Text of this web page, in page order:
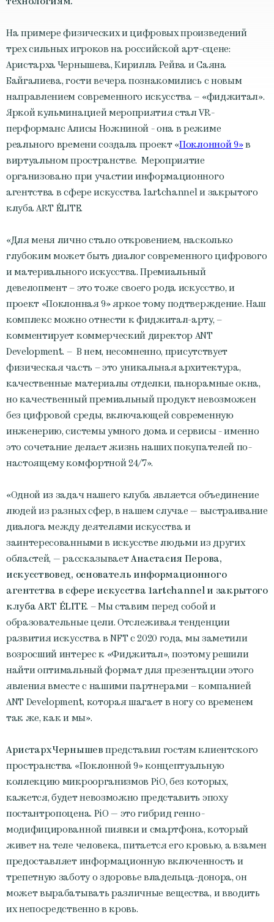
На примере физических и цифровых произведений
трех сильных игроков на российской арт-сцене:
Аристарха Чернышева, Кирилла Рейва и Саяна
Байгалиева, гости вечера познакомились с новым
направлением современного искусства – «фиджитал».
Яркой кульминацией мероприятия стал VR-
перформанс Алисы Ножниной - она в режиме
реального времени создала проект «Поклонной 9»в
виртуальном пространстве. Мероприятие
организовано при участии информационного
агентства в сфере искусства 1artchannel и закрытого
клуба ART ÉLITE.
«Для меня лично стало откровением, насколько
глубоким может быть диалог современного цифрового
и материального искусства. Премиальный
девелопмент – это тоже своего рода искусство, и
проект «Поклонная 9» яркое тому подтверждение. Наш
комплекс можно отнести к фиджитал-арту, –
комментирует коммерческий директор ANT
Development. – В нем, несомненно, присутствует
физическая часть – это уникальная архитектура,
качественные материалы отделки, панорамные окна,
но качественный премиальный продукт невозможен
без цифровой среды, включающей современную
инженерию, системы умного дома и сервисы - именно
это сочетание делает жизнь наших покупателей по-
настоящему комфортной 24/7».
«Одной из задач нашего клуба является объединение
людей из разных сфер, в нашем случае — выстраивание
диалога между деятелями искусства и
заинтересованными в искусстве людьми из других
областей, — рассказываетАнастасия Перова,
искусствовед, основатель информационного
агентства в сфере искусства 1artchannel и закрытого
клуба ART ÉLITE. – Мы ставим перед собой и
образовательные цели. Отслеживая тенденции
развития искусства в NFT с 2020 года, мы заметили
возросший интерес к «Фиджитал», поэтому решили
найти оптимальный формат для презентации этого
явления вместе с нашими партнерами – компанией
ANT Development, которая шагает в ногу со временем
так же, как и мы».
Аристарх Чернышев представил гостям клиентского
пространства «Поклонной 9» концептуальную
коллекцию микроорганизмов PiO, без которых,
кажется, будет невозможно представить эпоху
постантропоцена. PiO — это гибрид генно-
модифицированной пиявки и смартфона, который
живет на теле человека, питается его кровью, а взамен
предоставляет информационную включенность и
трепетную заботу о здоровье владельца-донора, он
может вырабатывать различные вещества, и вводить
их непосредственно в кровь.